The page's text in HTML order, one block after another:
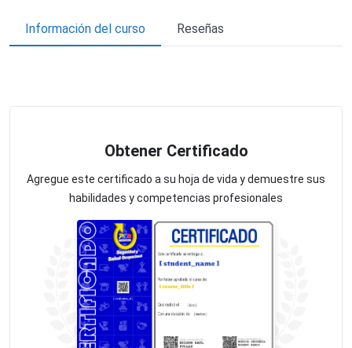
Información del curso Reseñas
Obtener Certificado
Agregue este certificado a su hoja de vida y demuestre sus
habilidades y competencias profesionales